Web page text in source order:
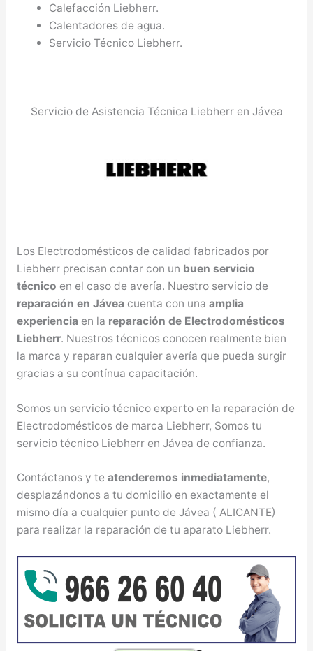
Calefacción Liebherr.
Calentadores de agua.
Servicio Técnico Liebherr.
Servicio de Asistencia Técnica Liebherr en Jávea
Los Electrodomésticos de calidad fabricados por
Liebherr precisan contar con un buen servicio
técnico en el caso de avería. Nuestro servicio de
reparación en Jávea cuenta con una amplia
experiencia en la reparación de Electrodomésticos
Liebherr. Nuestros técnicos conocen realmente bien
la marca y reparan cualquier avería que pueda surgir
gracias a su contínua capacitación.
Somos un servicio técnico experto en la reparación de
Electrodomésticos de marca Liebherr, Somos tu
servicio técnico Liebherr en Jávea de confianza.
Contáctanos y te atenderemos inmediatamente,
desplazándonos a tu domicilio en exactamente el
mismo día a cualquier punto de Jávea ( ALICANTE)
para realizar la reparación de tu aparato Liebherr.